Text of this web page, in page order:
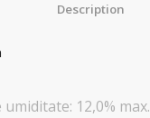
12,0% max.